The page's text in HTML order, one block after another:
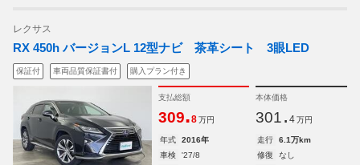
レクサス
RX 450h バージョンL 12型ナビ 茶革シート 3眼LED
保証付 車両品質保証書付 購入プラン付き
支払総額
309.8 万円
本体価格
301. 4 万円
年式 2016年 走行
6.1万km
車検
'27/8 修復
なし